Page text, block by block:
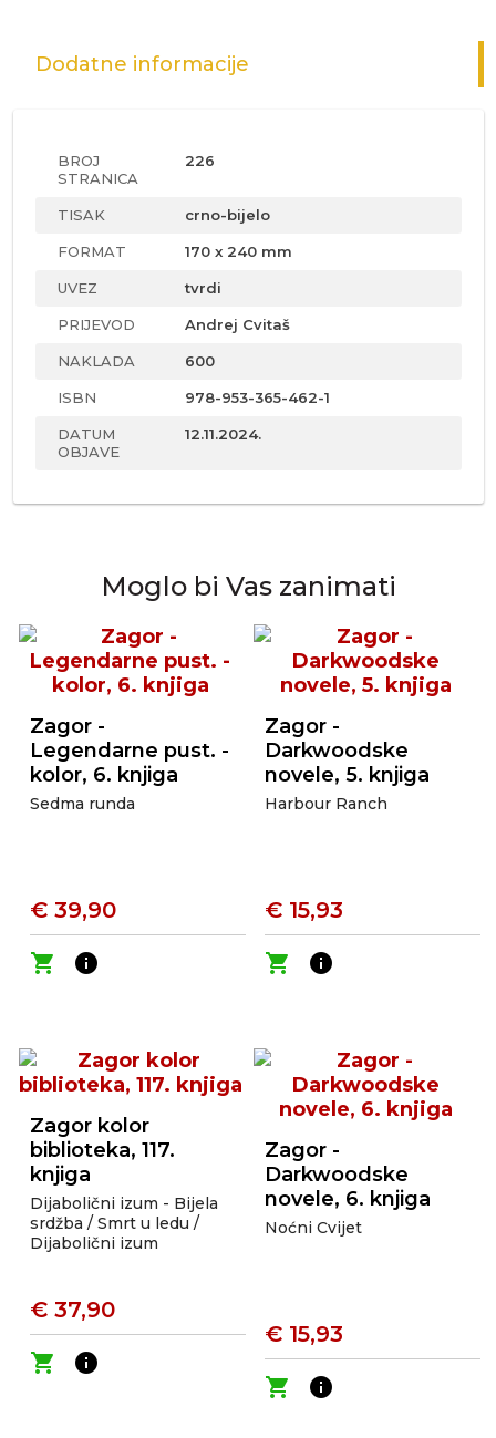
Dodatne informacije
BROJ
STRANICA
226
TISAK crno-bijelo
FORMAT 170 x 240 mm
UVEZ tvrdi
PRIJEVOD Andrej Cvitaš
NAKLADA 600
ISBN 978-953-365-462-1
DATUM
OBJAVE
12.11.2024.
Moglo bi Vas zanimati
Zagor -
Legendarne pust. -
kolor, 6. knjiga
Sedma runda
€ 39,90
shopping_cart
info
Zagor -
Darkwoodske
novele, 5. knjiga
Harbour Ranch
€ 15,93
shopping_cart
info
Zagor kolor
biblioteka, 117.
knjiga
Dijabolični izum - Bijela
srdžba / Smrt u ledu /
Dijabolični izum
€ 37,90
shopping_cart
info
Zagor -
Darkwoodske
novele, 6. knjiga
Noćni Cvijet
€ 15,93
shopping_cart
info